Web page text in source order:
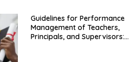
Guidelines for Performance
Management of Teachers,
Principals, and Supervisors: